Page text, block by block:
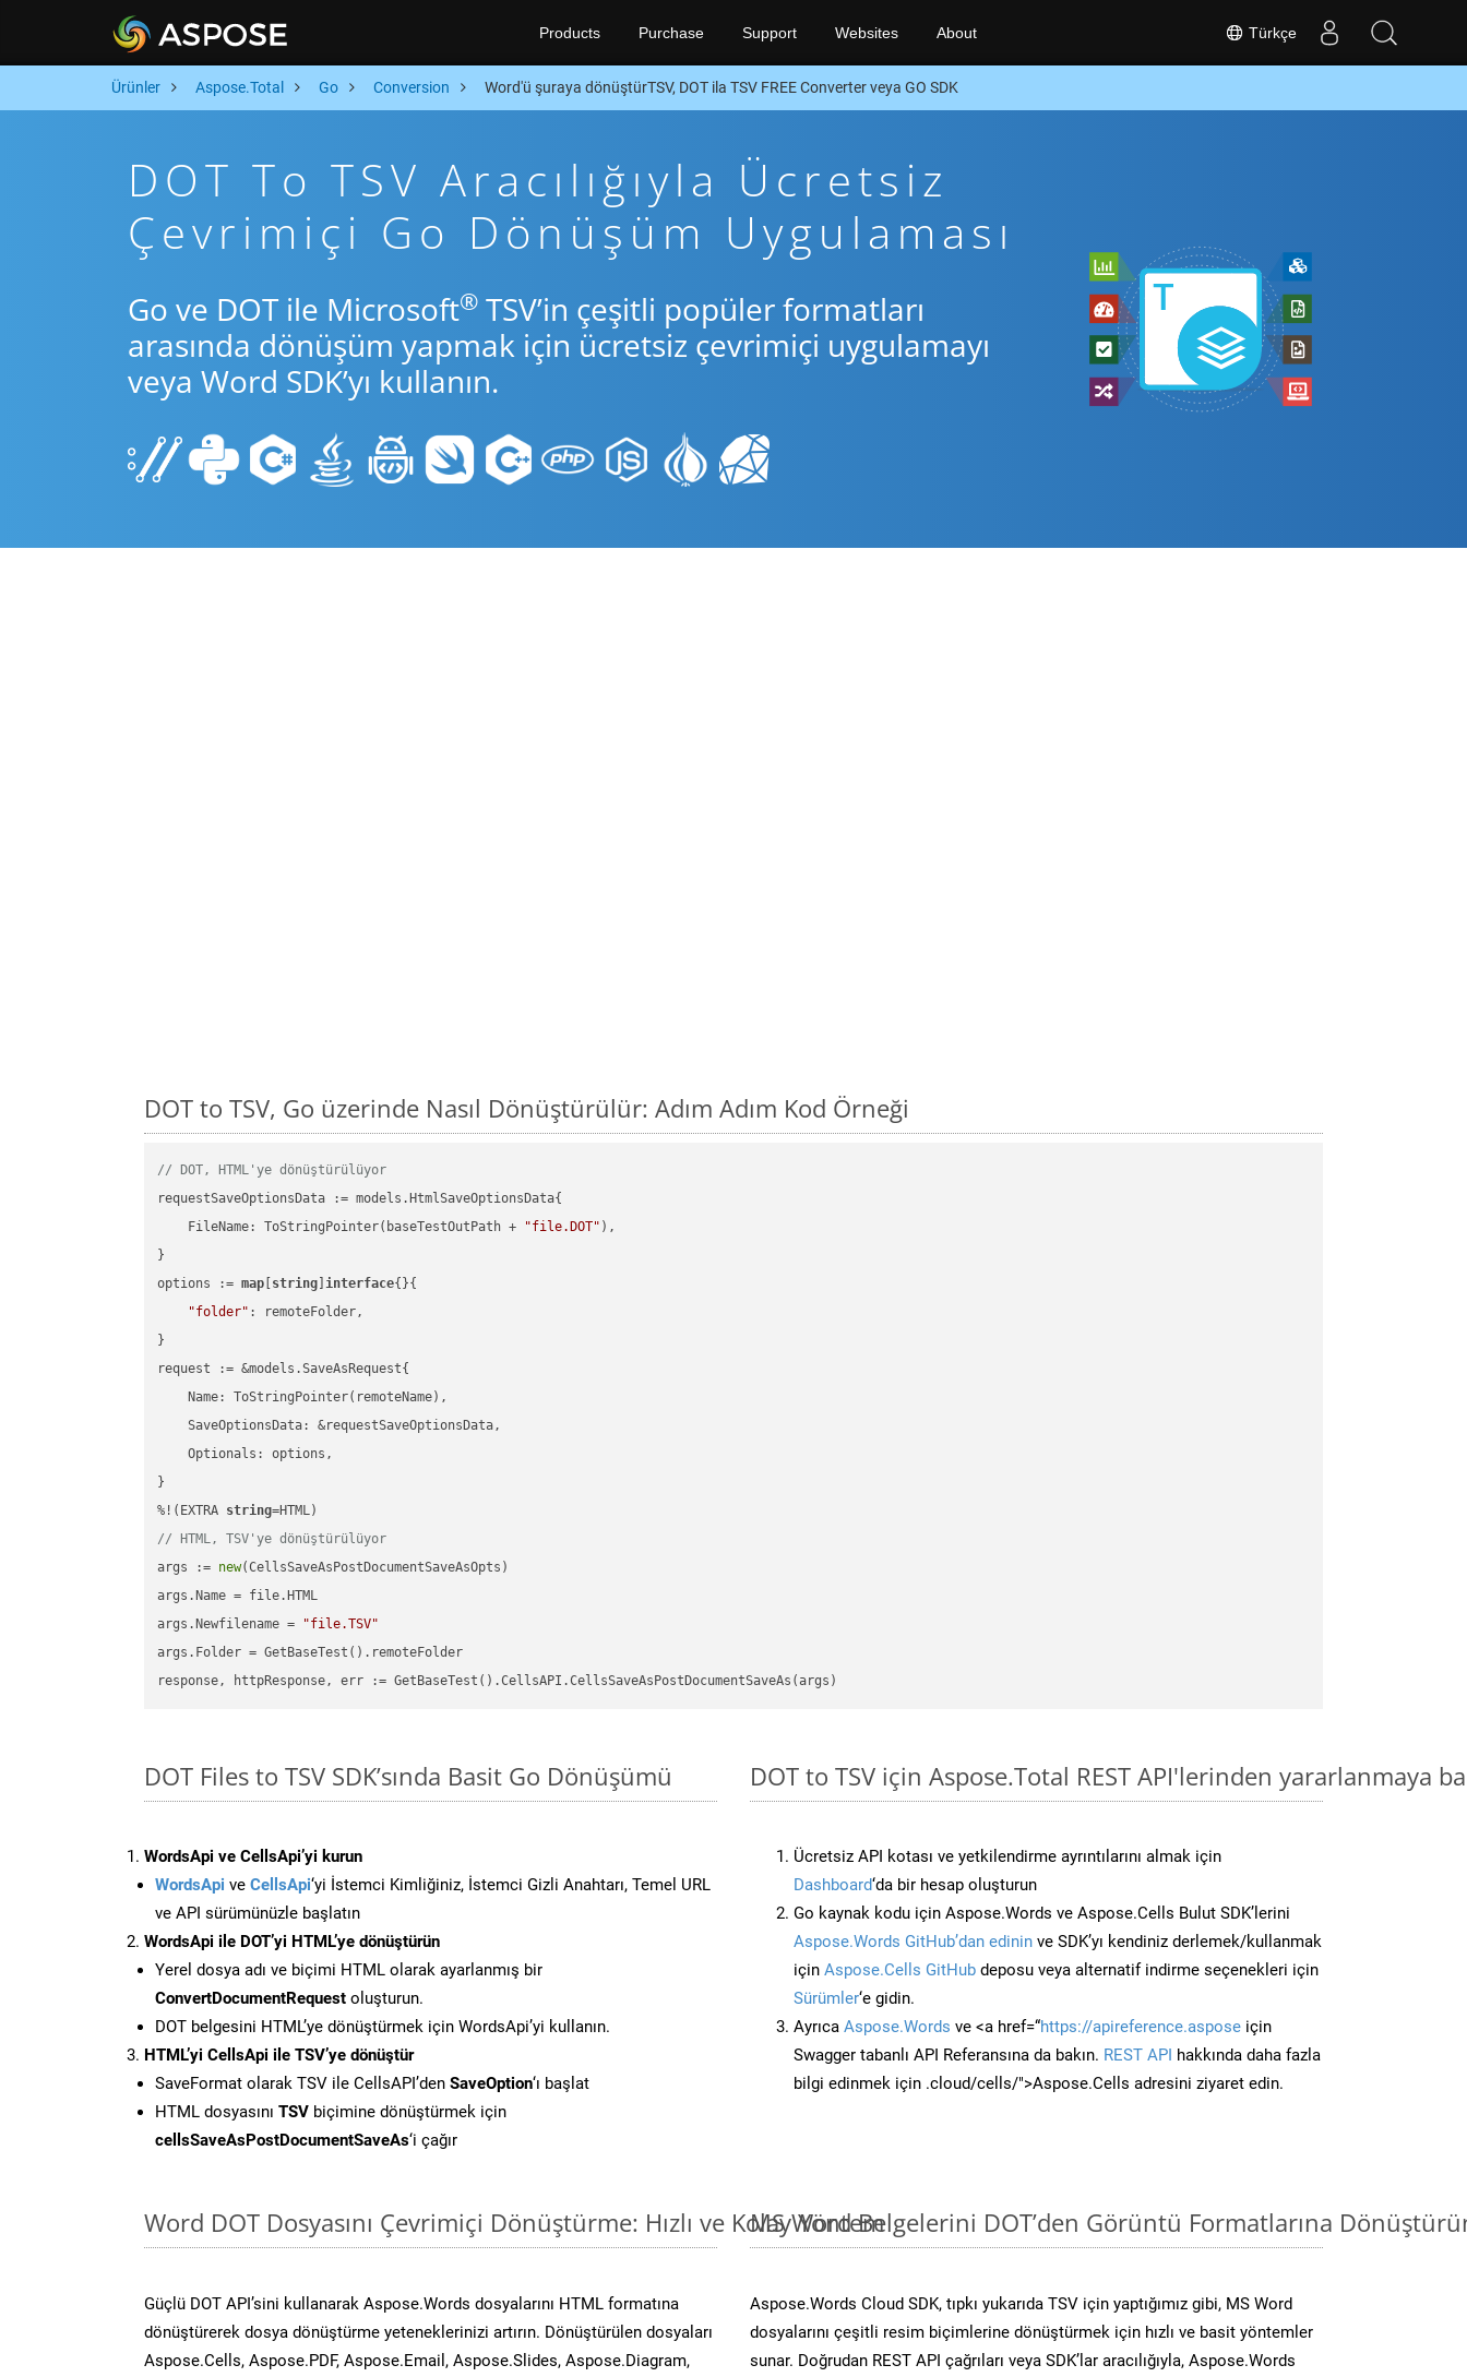
Türkçe
Products Purchase Support Websites About
Ürünler Aspose.Total Go Conversion Word'ü şuraya dönüştürTSV, DOT ila TSV FREE Converter veya GO SDK
DOT To TSV Aracılığıyla Ücretsiz
Çevrimiçi Go Dönüşüm Uygulaması
Go ve DOT ile Microsoft® TSV’in çeşitli popüler formatları
arasında dönüşüm yapmak için ücretsiz çevrimiçi uygulamayı
veya Word SDK’yı kullanın.
DOT to TSV, Go üzerinde Nasıl Dönüştürülür: Adım Adım Kod Örneği
// DOT, HTML'ye dönüştürülüyor
requestSaveOptionsData := models.HtmlSaveOptionsData{
    FileName: ToStringPointer(baseTestOutPath +
"file.DOT" ),
}
options := map string ]interface{}{
"folder" : remoteFolder,
}
request := &models.SaveAsRequest{
    Name: ToStringPointer(remoteName),
    SaveOptionsData: &requestSaveOptionsData,
    Optionals: options,
}
%!(EXTRA string
// HTML, TSV'ye dönüştürülüyor
args := new(CellsSaveAsPostDocumentSaveAsOpts)
args.Name = file.HTML
args.Newfilename =
"file.TSV"
args.Folder = GetBaseTest().remoteFolder
DOT Files to TSV SDK’sında Basit Go Dönüşümü
WordsApi ve CellsApi’yi kurun
WordsApi ve CellsApi‘yi İstemci Kimliğiniz, İstemci Gizli Anahtarı, Temel URL
ve API sürümünüzle başlatın
WordsApi ile DOT’yi HTML’ye dönüştürün
Yerel dosya adı ve biçimi HTML olarak ayarlanmış bir
ConvertDocumentRequest oluşturun.
DOT belgesini HTML’ye dönüştürmek için WordsApi’yi kullanın.
HTML’yi CellsApi ile TSV’ye dönüştür
SaveFormat olarak TSV ile CellsAPI’den SaveOption‘ı başlat
HTML dosyasını TSV biçimine dönüştürmek için
cellsSaveAsPostDocumentSaveAs‘i çağır
DOT to TSV için Aspose.Total REST API'lerinden yararlanmaya
Ücretsiz API kotası ve yetkilendirme ayrıntılarını almak için
Dashboard‘da bir hesap oluşturun
Go kaynak kodu için Aspose.Words ve Aspose.Cells Bulut SDK’lerini
Aspose.Words GitHub’dan edinin ve SDK’yı kendiniz derlemek/kullanmak
için Aspose.Cells GitHub deposu veya alternatif indirme seçenekleri için
Sürümler‘e gidin.
Ayrıca Aspose.Words ve <a href=“https://apireference.aspose için
Swagger tabanlı API Referansına da bakın. REST API hakkında daha fazla
bilgi edinmek için .cloud/cells/">Aspose.Cells adresini ziyaret edin.
Word DOT Dosyasını Çevrimiçi Dönüştürme: Hızlı ve Kolay Yöntem
Güçlü DOT API’sini kullanarak Aspose.Words dosyalarını HTML formatına
dönüştürerek dosya dönüştürme yeteneklerinizi artırın. Dönüştürülen dosyaları
Aspose.Cells, Aspose.PDF, Aspose.Email, Aspose.Slides, Aspose.Diagram,
MS Word Belgelerini DOT’den Görüntü Formatlarına
Aspose.Words Cloud SDK, tıpkı yukarıda TSV için yaptığımız gibi, MS Word
dosyalarını çeşitli resim biçimlerine dönüştürmek için hızlı ve basit yöntemler
sunar. Doğrudan REST API çağrıları veya SDK’lar aracılığıyla, Aspose.Words